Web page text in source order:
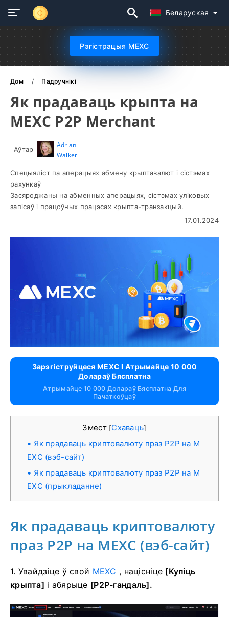
Беларуская
Рэгістрацыя MEXC
Дом Падручнікі
Як прадаваць крыпта на
MEXC P2P Merchant
Аўтар
Adrian
Walker
Спецыяліст па аперацыях абмену крыптавалют і сістэмах
рахункаў
Засяроджаны на абменных аперацыях, сістэмах уліковых
запісаў і працоўных працэсах крыпта-транзакцый.
17.01.2024
Зарэгіструйцеся MEXC І Атрымайце 10 000
Долараў Бясплатна
Атрымайце 10 000 Долараў Бясплатна Для
Пачаткоўцаў
Змест [Схаваць]
Як прадаваць криптовалюту праз P2P на M
EXC (вэб-сайт)
Як прадаваць криптовалюту праз P2P на M
EXC (прыкладанне)
Як прадаваць криптовалюту
праз P2P на MEXC (вэб-сайт)
1. Увайдзіце ў свой MEXC , націсніце [Купіць
крыпта] і абярыце [P2P-гандаль].